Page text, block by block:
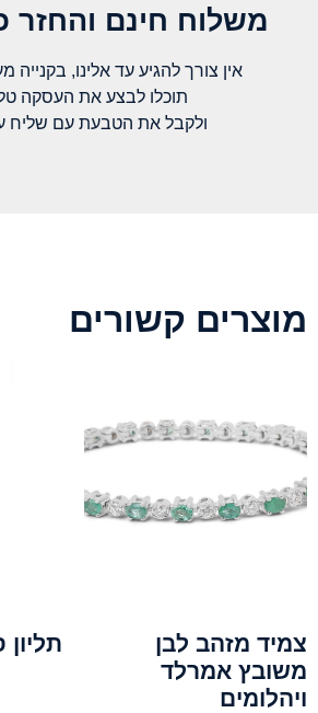
משלוח חינם והחזר
אין צורך להגיע עד אלינו, בקנייה מעל
תוכלו לבצע את העסקה
ולקבל את הטבעת עם שליח
מוצרים קשורים
צמיד מזהב לבן
משובץ אמרלד
ויהלומים
תליון